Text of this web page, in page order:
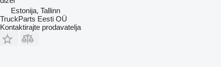
Estonija, Tallinn
TruckParts Eesti OÜ
Kontaktirajte prodavatelja